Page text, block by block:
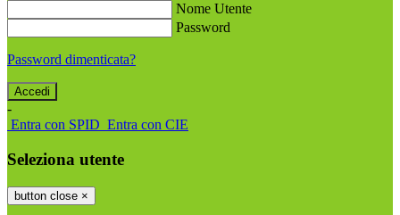
Nome Utente
Password
Password dimenticata?
-
Entra con SPID Entra con CIE
Seleziona utente
button close ×